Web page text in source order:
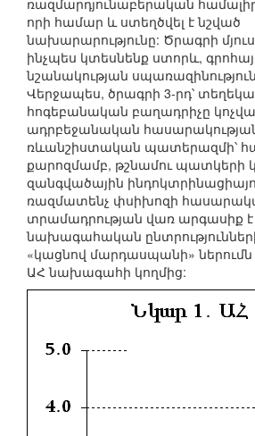
ռազմարդյունաբերական
որի համար և ստեղծվել է նշված
նախարարությունը: Ծրագրի
ինչպես կտեսնենք ստորև,
նշանակության
Վերջապես, ծրագրի 3-րդ՝
հոգեբանական բաղադրիչը
ադրբեջանական
ռևանշիստական պատերազմի՝
քարոզմամբ, թշնամու պատկերի
զանգվածային
ռազմատենչ փսիխոզի
տրամադրության վառ արգասիք
նախագահական
«կացնով մարդասպանի» ներումն
ԱՀ նախագահի կողմից: